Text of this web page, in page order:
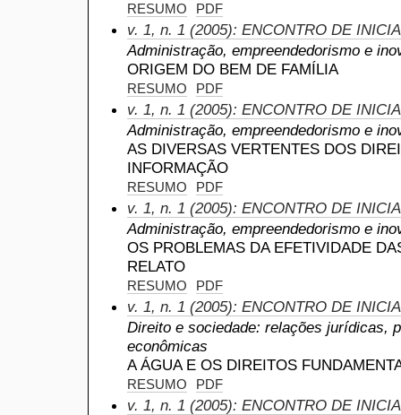
RESUMO PDF
v. 1, n. 1 (2005): ENCONTRO DE
Administração, empreendedorismo e
ORIGEM DO BEM DE FAMÍLIA
RESUMO PDF
v. 1, n. 1 (2005): ENCONTRO DE
Administração, empreendedorismo e
AS DIVERSAS VERTENTES DOS
INFORMAÇÃO
RESUMO PDF
v. 1, n. 1 (2005): ENCONTRO DE
Administração, empreendedorismo e
OS PROBLEMAS DA EFETIVIDADE
RELATO
RESUMO PDF
v. 1, n. 1 (2005): ENCONTRO DE
Direito e sociedade: relações jurídicas,
econômicas
A ÁGUA E OS DIREITOS
RESUMO PDF
v. 1, n. 1 (2005): ENCONTRO DE